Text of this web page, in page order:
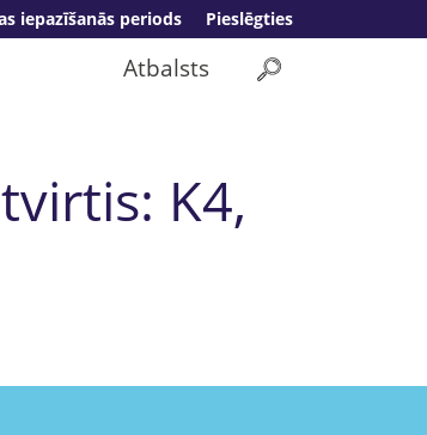
Pieslēgties
iepazīšanās periods
Atbalsts
K4,